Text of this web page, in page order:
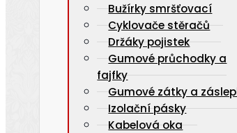
Bužírky smršťovací
Cyklovače stěračů
Držáky pojistek
Gumové průchodky a
fajfky
Gumové zátky a
Izolační pásky
Kabelová oka